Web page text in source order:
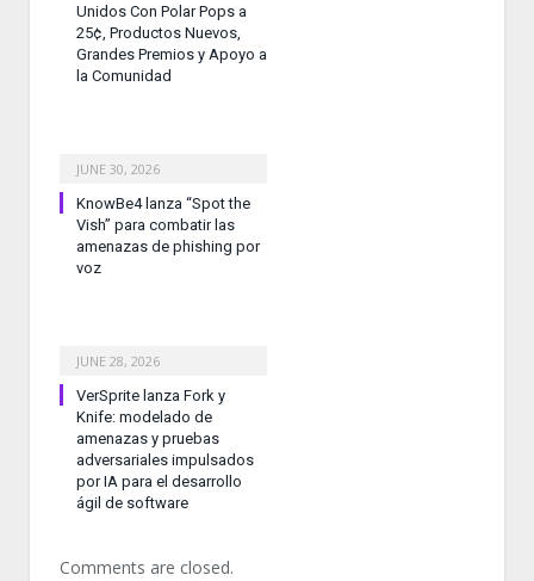
Unidos Con Polar Pops a
25¢, Productos Nuevos,
Grandes Premios y Apoyo a
la Comunidad
JUNE 30, 2026
KnowBe4 lanza “Spot the
Vish” para combatir las
amenazas de phishing por
voz
JUNE 28, 2026
VerSprite lanza Fork y
Knife: modelado de
amenazas y pruebas
adversariales impulsados
por IA para el desarrollo
ágil de software
Comments are closed.